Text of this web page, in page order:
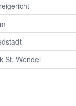
St. Wendel